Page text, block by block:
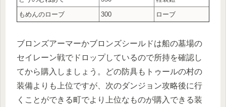
もめんのローブ
300 ローブ
ブロンズアーマーかブロンズシールドは船の墓場の
セイレーン戦でドロップしているので所持を確認し
てから購入しましょう。どの防具もトゥールの村の
装備よりも上位ですが、次のダンジョン攻略後に行
くことができる町でより上位なものが購入できる装